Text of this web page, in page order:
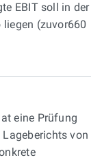
EBIT soll in der
(zuvor660
eine Prüfung
von